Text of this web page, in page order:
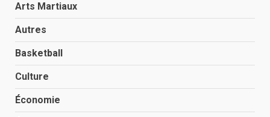
Arts Martiaux
Autres
Basketball
Culture
Économie